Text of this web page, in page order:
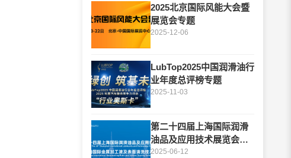
2025北京国际风能大会暨
展览会专题
2025-12-06
LubTop2025中国润滑油行
业年度总评榜专题
2025-11-03
第二十四届上海国际润滑
油品及应用技术展览会专
题
2025-06-12